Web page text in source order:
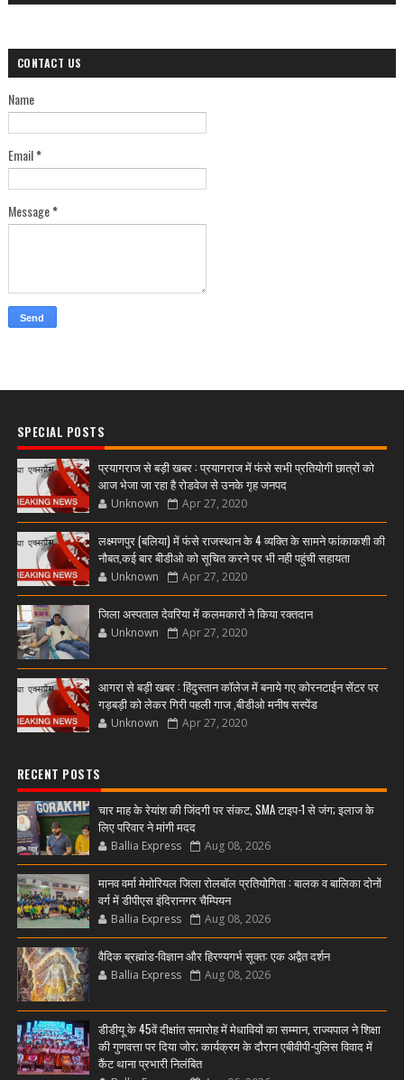
CONTACT US
Name
Email*
Message*
SPECIAL POSTS
प्रयागराज से बड़ी खबर : प्रयागराज में फंसे सभी प्रतियोगी छात्रों को
आज भेजा जा रहा है रोडवेज से उनके गृह जनपद
Unknown Apr 27, 2020
लक्ष्मणपुर (बलिया) में फंसे राजस्थान के 4 व्यक्ति के सामने फांकाकशी की
नौबत,कई बार बीडीओ को सूचित करने पर भी नही पहुंची सहायता
Unknown Apr 27, 2020
जिला अस्पताल देवरिया में कलमकारों ने किया रक्तदान
Unknown Apr 27, 2020
आगरा से बड़ी खबर : हिंदुस्तान कॉलेज में बनाये गए कोरनटाईन सेंटर पर
गड़बड़ी को लेकर गिरी पहली गाज ,बीडीओ मनीष सस्पेंड
Unknown Apr 27, 2020
RECENT POSTS
चार माह के रेयांश की जिंदगी पर संकट, SMA टाइप-1 से जंग; इलाज के
लिए परिवार ने मांगी मदद
Ballia Express Aug 08, 2026
मानव वर्मा मेमोरियल जिला रोलबॉल प्रतियोगिता : बालक व बालिका दोनों
वर्ग में डीपीएस इंदिरानगर चैम्पियन
Ballia Express Aug 08, 2026
वैदिक ब्रह्मांड-विज्ञान और हिरण्यगर्भ सूक्त: एक अद्वैत दर्शन
Ballia Express Aug 08, 2026
डीडीयू के 45वें दीक्षांत समारोह में मेधावियों का सम्मान, राज्यपाल ने शिक्षा
की गुणवत्ता पर दिया जोर; कार्यक्रम के दौरान एबीवीपी-पुलिस विवाद में
कैंट थाना प्रभारी निलंबित